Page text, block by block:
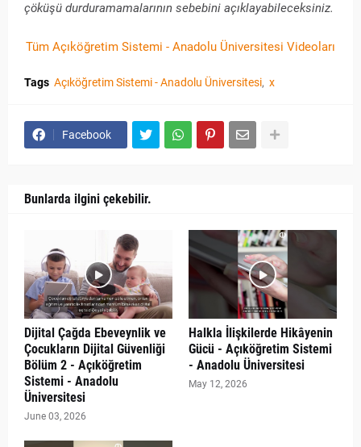
çöküşü durduramamalarının sebebini açıklayabileceksiniz.
Tüm Açıköğretim Sistemi - Anadolu Üniversitesi Videoları
Tags Açıköğretim Sistemi - Anadolu Üniversitesi x
Facebook
Bunlarda ilgini çekebilir.
Dijital Çağda Ebeveynlik ve
Çocukların Dijital Güvenliği
Bölüm 2 - Açıköğretim
Sistemi - Anadolu
Üniversitesi
June 03, 2026
Halkla İlişkilerde Hikâyenin
Gücü - Açıköğretim Sistemi
- Anadolu Üniversitesi
May 12, 2026